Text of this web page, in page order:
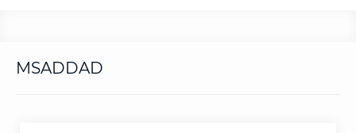
MSADDAD